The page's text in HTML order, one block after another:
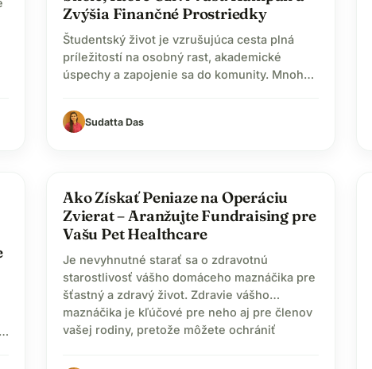
Zvýšia Finančné Prostriedky
Študentský život je vzrušujúca cesta plná
príležitostí na osobný rast, akademické
úspechy a zapojenie sa do komunity. Mnohé
tímy však často čelí výzve obmedzených
finančných zdrojov. Tu prichádzajú na rad
športové tímy,…
Sudatta Das
pets
Ako Získať Peniaze na Operáciu
Zvierat – Aranžujte Fundraising pre
Vašu Pet Healthcare
Je nevyhnutné starať sa o zdravotnú
starostlivosť vášho domáceho maznáčika pre
šťastný a zdravý život. Zdravie vášho
maznáčika je kľúčové pre neho aj pre členov
vašej rodiny, pretože môžete ochrániť
a kontrolou parazitov. Pravidelné zdravotné